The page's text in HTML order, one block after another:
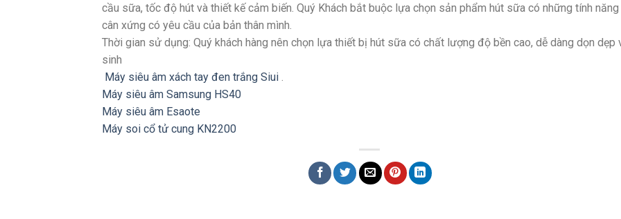
cầu sữa, tốc độ hút và thiết kế cảm biến. Quý Khách bắt buộc lựa chọn sản phẩm hút sữa có những tính năng
cân xứng có yêu cầu của bản thân mình.
Thời gian sử dụng: Quý khách hàng nên chọn lựa thiết bị hút sữa có chất lượng độ bền cao, dễ dàng dọn dẹp
sinh
Máy siêu âm xách tay đen trắng Siui .
Máy siêu âm Samsung HS40
Máy siêu âm Esaote
Máy soi cổ tử cung KN2200